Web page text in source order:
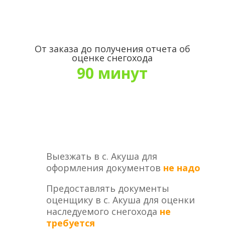
От заказа до получения отчета об
оценке снегохода
90 минут
Выезжать в с. Акуша для
оформления документов не надо
Предоставлять документы
оценщику в с. Акуша для оценки
наследуемого снегохода не
требуется